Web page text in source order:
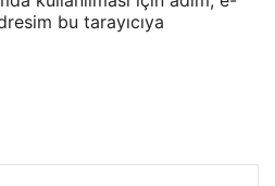
bu tarayıcıya